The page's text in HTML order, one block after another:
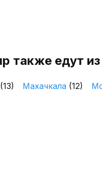
также едут из
(13) Махачкала (12)